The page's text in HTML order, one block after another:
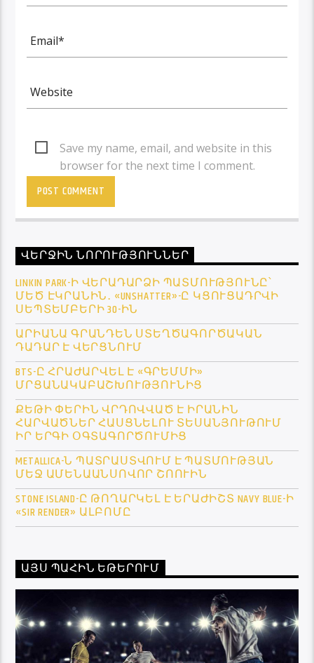
Save my name, email, and website in this
browser for the next time I comment.
ՎԵՐՋԻՆ ՆՈՐՈՒԹՅՈՒՆՆԵՐ
LINKIN PARK-Ի ՎԵՐԱԴԱՐՁԻ ՊԱՏՄՈՒԹՅՈՒՆԸ՝
ՄԵԾ ԷԿՐԱՆԻՆ․ «UNSHATTER»-Ը ԿՑՈՒՑԱԴՐՎԻ
ՍԵՊՏԵՄԲԵՐԻ 30-ԻՆ
ԱՐԻԱՆԱ ԳՐԱՆԴԵՆ ՍՏԵՂԾԱԳՈՐԾԱԿԱՆ
ԴԱԴԱՐ Է ՎԵՐՑՆՈՒՄ
BTS-Ը ՀՐԱԺԱՐՎԵԼ Է «ԳՐԵՄՄԻ»
ՄՐՑԱՆԱԿԱԲԱՇԽՈՒԹՅՈՒՆԻՑ
ՔԵԹԻ ՓԵՐԻՆ ՎՐԴՈՎՎԱԾ Է ԻՐԱՆԻՆ
ՀԱՐՎԱԾՆԵՐ ՀԱՍՑՆԵԼՈՒ ՏԵՍԱՆՅՈՒԹՈՒՄ
ԻՐ ԵՐԳԻ ՕԳՏԱԳՈՐԾՈՒՄԻՑ
METALLICA-Ն ՊԱՏՐԱՍՏՎՈՒՄ Է ՊԱՏՄՈՒԹՅԱՆ
ՄԵՋ ԱՄԵՆԱԱՆՍՈՎՈՐ ՇՈՈՒԻՆ
STONE ISLAND-Ը ԹՈՂԱՐԿԵԼ Է ԵՐԱԺԻՇՏ NAVY BLUE-Ի
«SIR RENDER» ԱԼԲՈՄԸ
ԱՅՍ ՊԱՀԻՆ ԵԹԵՐՈՒՄ